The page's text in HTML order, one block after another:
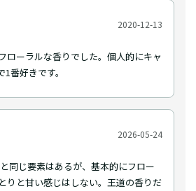
2020-12-13
ローラルな香りでした。個人的にキャ
番好きです。
2026-05-24
同じ要素はあるが、基本的にフロー
りと甘い感じはしない。王道の香りだ